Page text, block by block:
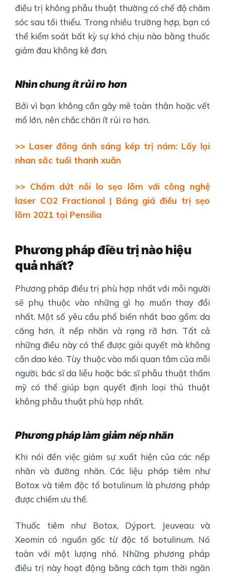
điều trị không phẫu thuật thường có chế độ chăm
sóc sau tối thiểu. Trong nhiều trường hợp, bạn có
thể kiểm soát bất kỳ sự khó chịu nào bằng thuốc
giảm đau không kê đơn.
Nhìn chung ít rủi ro hơn
Bởi vì bạn không cần gây mê toàn thân hoặc vết
mổ lớn, nên chắc chăn ít rủi ro hơn.
>> Laser đồng ánh sáng kép trị nám: Lấy lại
nhan sắc tuổi thanh xuân
>> Chấm dứt nỗi lo sẹo lõm với công nghệ
laser CO2 Fractional | Bảng giá điều trị sẹo
lõm 2021 tại Pensilia
Phương pháp điều trị nào hiệu
quả nhất?
Phương pháp điều trị phù hợp nhất với mỗi người
sẽ phụ thuộc vào những gì họ muốn thay đổi
nhất. Một số yêu cầu phổ biến nhất bao gồm: da
căng hơn, ít nếp nhăn và rạng rỡ hơn. Tất cả
những điều này có thể được giải quyết mà không
cần dao kéo. Tùy thuộc vào mối quan tâm của mỗi
người, bác sĩ da liễu hoặc bác sĩ phẫu thuật thẩm
mỹ có thể giúp bạn quyết định loại thủ thuật
không phẫu thuật phù hợp nhất.
Phương pháp làm giảm nếp nhăn
Khi nói đến việc giảm sự xuất hiện của các nếp
nhăn và đường nhăn. Các liệu pháp tiêm như
Botox và tiêm độc tố botulinum là phương pháp
được chiếm ưu thế.
Thuốc tiêm như Botox, Dýport, Jeuveau và
Xeomin có nguồn gốc từ độc tố botulinum. Nó
toàn với một lượng nhỏ. Những phương pháp
điều trị này hoạt động bằng cách tạm thời ngăn